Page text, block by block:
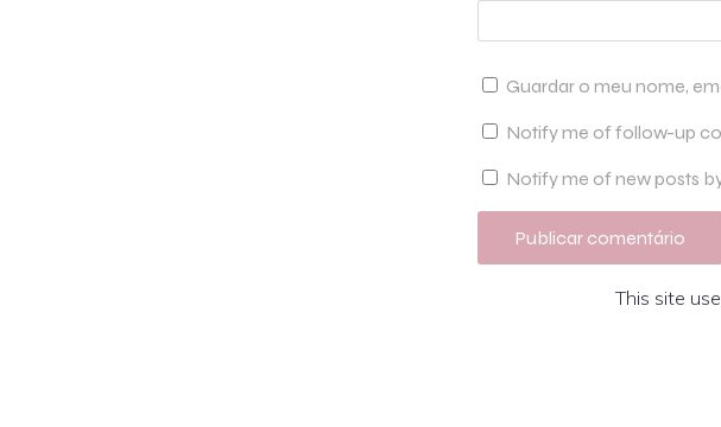
Guardar o meu nome,
Notify me of follow-up
Notify me of new posts
This site